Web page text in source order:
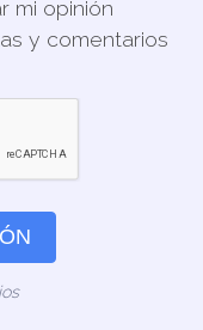
mi opinión
y comentarios